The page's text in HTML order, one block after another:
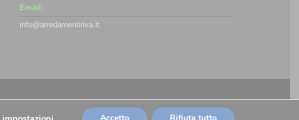
Email:
info@arredamentiriva.it